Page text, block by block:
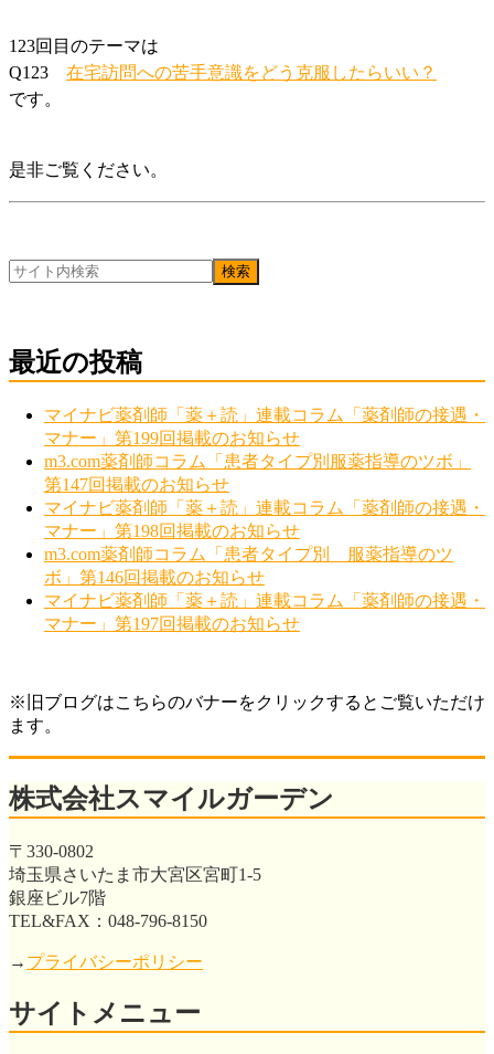
123回目のテーマは
Q123 在宅訪問への苦手意識をどう克服したらいい？
です。
是非ご覧ください。
最近の投稿
マイナビ薬剤師「薬＋読」連載コラム「薬剤師の接遇・
マナー」第199回掲載のお知らせ
m3.com薬剤師コラム「患者タイプ別服薬指導のツボ」
第147回掲載のお知らせ
マイナビ薬剤師「薬＋読」連載コラム「薬剤師の接遇・
マナー」第198回掲載のお知らせ
m3.com薬剤師コラム「患者タイプ別 服薬指導のツ
ボ」第146回掲載のお知らせ
マイナビ薬剤師「薬＋読」連載コラム「薬剤師の接遇・
マナー」第197回掲載のお知らせ
※旧ブログはこちらのバナーをクリックするとご覧いただけ
ます。
株式会社スマイルガーデン
〒330-0802
埼玉県さいたま市大宮区宮町1-5
銀座ビル7階
TEL&FAX：048-796-8150
→ プライバシーポリシー
サイトメニュー